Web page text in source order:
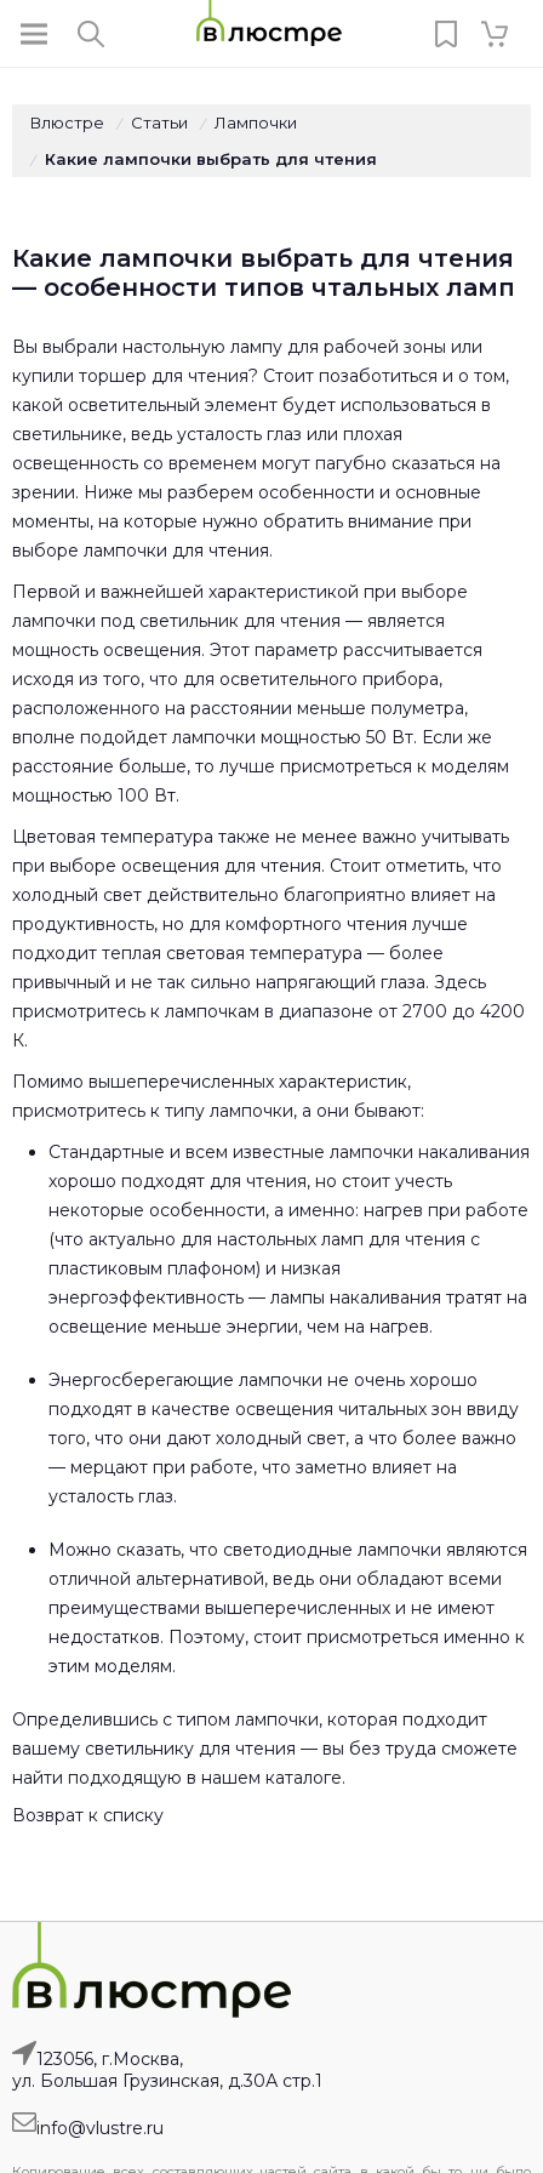
Влюстре / Статьи / Лампочки
/ Какие лампочки выбрать для чтения
Какие лампочки выбрать для чтения
— особенности типов чтальных ламп
Вы выбрали настольную лампу для рабочей зоны или
купили торшер для чтения? Стоит позаботиться и о том,
какой осветительный элемент будет использоваться в
светильнике, ведь усталость глаз или плохая
освещенность со временем могут пагубно сказаться на
зрении. Ниже мы разберем особенности и основные
моменты, на которые нужно обратить внимание при
выборе лампочки для чтения.
Первой и важнейшей характеристикой при выборе
лампочки под светильник для чтения — является
мощность освещения. Этот параметр рассчитывается
исходя из того, что для осветительного прибора,
расположенного на расстоянии меньше полуметра,
вполне подойдет лампочки мощностью 50 Вт. Если же
расстояние больше, то лучше присмотреться к моделям
мощностью 100 Вт.
Цветовая температура также не менее важно учитывать
при выборе освещения для чтения. Стоит отметить, что
холодный свет действительно благоприятно влияет на
продуктивность, но для комфортного чтения лучше
подходит теплая световая температура — более
привычный и не так сильно напрягающий глаза. Здесь
присмотритесь к лампочкам в диапазоне от 2700 до 4200
К.
Помимо вышеперечисленных характеристик,
присмотритесь к типу лампочки, а они бывают:
Стандартные и всем известные лампочки накаливания
хорошо подходят для чтения, но стоит учесть
некоторые особенности, а именно: нагрев при работе
(что актуально для настольных ламп для чтения с
пластиковым плафоном) и низкая
энергоэффективность — лампы накаливания тратят на
освещение меньше энергии, чем на нагрев.
Энергосберегающие лампочки не очень хорошо
подходят в качестве освещения читальных зон ввиду
того, что они дают холодный свет, а что более важно
— мерцают при работе, что заметно влияет на
усталость глаз.
Можно сказать, что светодиодные лампочки являются
отличной альтернативой, ведь они обладают всеми
преимуществами вышеперечисленных и не имеют
недостатков. Поэтому, стоит присмотреться именно к
этим моделям.
Определившись с типом лампочки, которая подходит
вашему светильнику для чтения — вы без труда сможете
найти подходящую в нашем каталоге.
Возврат к списку
123056, г.Москва,
ул. Большая Грузинская, д.30А стр.1
info@vlustre.ru